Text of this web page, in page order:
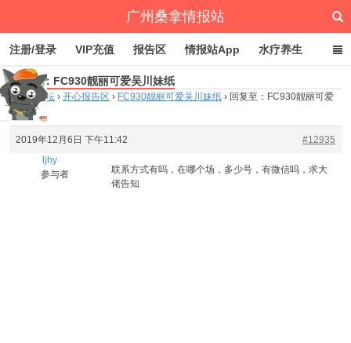
广州桑拿情报站
注册/登录 VIP充值 报告区 情报站App 水疗养生
深圳桑拿情报站 文章归档 标签云
回复至：FC930靓丽可爱吴川妹纸
首页 › 论坛 › 开心报告区 › FC930靓丽可爱吴川妹纸 › 回复至：FC930靓丽可爱
吴川妹纸
2019年12月6日 下午11:42
#12935
ljhy
参与者
联系方式有吗，在哪个场，多少号，有微信吗，求大
佬告知